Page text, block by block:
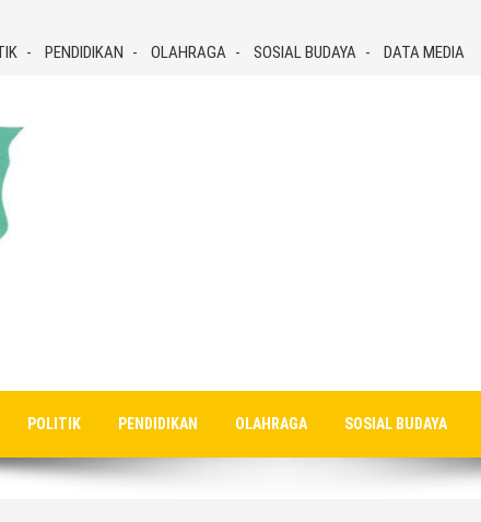
PENDIDIKAN OLAHRAGA SOSIAL BUDAYA DATA MEDIA
POLITIK PENDIDIKAN OLAHRAGA SOSIAL BUDAYA